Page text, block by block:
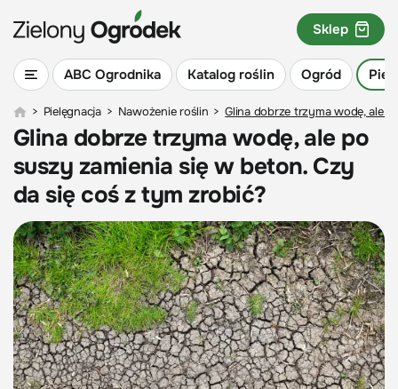
ABC Ogrodnika Katalog roślin Ogród
Sklep
> Pielęgnacja > Nawożenie roślin > Glina dobrze trzyma wodę, ale
Glina dobrze trzyma wodę, ale po
suszy zamienia się w beton. Czy
da się coś z tym zrobić?